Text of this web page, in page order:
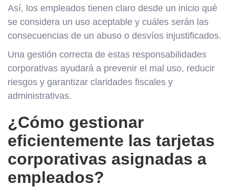
Así, los empleados tienen claro desde un inicio qué
se considera un uso aceptable y cuáles serán las
consecuencias de un abuso o desvíos injustificados.
Una gestión correcta de estas responsabilidades
corporativas ayudará a prevenir el mal uso, reducir
riesgos y garantizar claridades fiscales y
administrativas.
¿Cómo gestionar
eficientemente las tarjetas
corporativas asignadas a
empleados?